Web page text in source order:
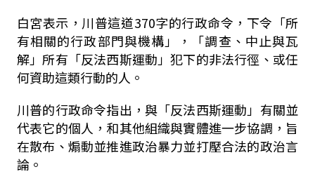
白宮表示，川普這道370字的行政命令，下令「所
有相關的行政部門與機構」，「調查、中止與瓦
解」所有「反法西斯運動」犯下的非法行徑、或任
何資助這類行動的人。
川普的行政命令指出，與「反法西斯運動」有關並
代表它的個人，和其他組織與實體進一步協調，旨
在散布、煽動並推進政治暴力並打壓合法的政治言
論。